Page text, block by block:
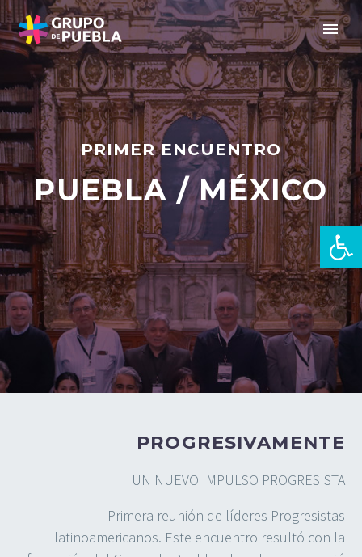
Abrir
es
PRIMER ENCUENTRO
PUEBLA / MÉXICO
PROGRESIVAMENTE
UN NUEVO IMPULSO PROGRESISTA
Primera reunión de líderes Progresistas
latinoamericanos. Este encuentro resultó con la